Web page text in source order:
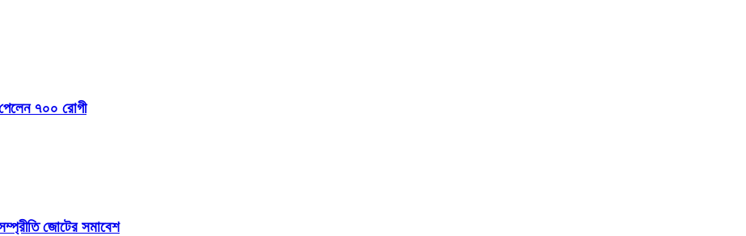
পেলেন ৭০০ রোগী
সম্প্রীতি জোটের সমাবেশ